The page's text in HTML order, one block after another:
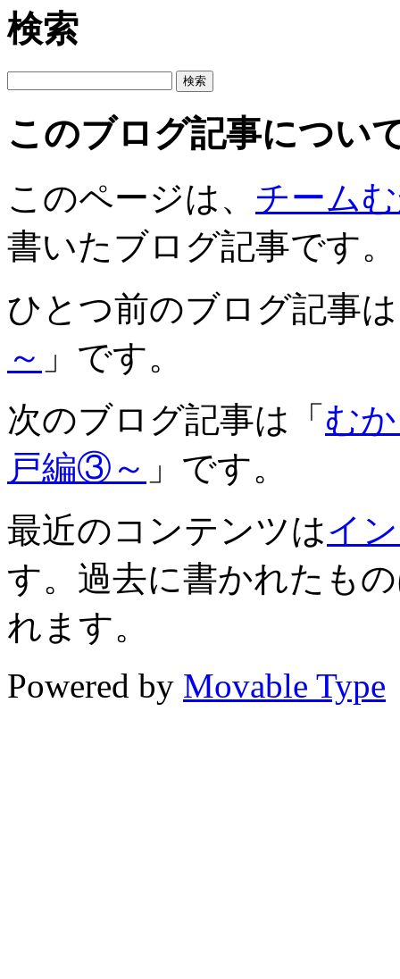
検索
このブログ記事につい
このページは、 チーム
書いたブログ記事です。
ひとつ前のブログ記事
～ 」です。
次のブログ記事は「 む
戸編③～ 」です。
最近のコンテンツはイ
す。過去に書かれたも
れます。
Powered by Movable Type